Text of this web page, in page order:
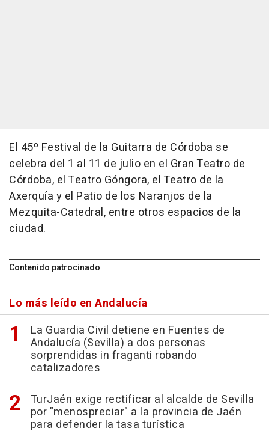
El 45º Festival de la Guitarra de Córdoba se
celebra del 1 al 11 de julio en el Gran Teatro de
Córdoba, el Teatro Góngora, el Teatro de la
Axerquía y el Patio de los Naranjos de la
Mezquita-Catedral, entre otros espacios de la
ciudad.
Contenido patrocinado
Lo más leído en Andalucía
La Guardia Civil detiene en Fuentes de
Andalucía (Sevilla) a dos personas
sorprendidas in fraganti robando
catalizadores
TurJaén exige rectificar al alcalde de Sevilla
por "menospreciar" a la provincia de Jaén
para defender la tasa turística